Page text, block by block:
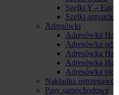
Szelki Y – Easy
Szelki
Adresówki
Adresówka
Adresówka
Adresówka
Adresówka
Adresówka
Nakładka
Pasy samochodowe